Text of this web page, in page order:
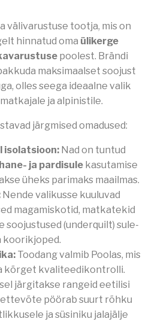
välivarustuse tootja, mis on
hinnatud oma ülikerge
poolest. Brändi
maksimaalset soojust
olles seega ideaalne valik
ja alpinistile.
järgmised omadused:
isolatsioon: Nad on tuntud
ja pardisule kasutamise
üheks parimaks maailmas.
Nende valikusse kuuluvad
magamiskotid, matkatekid
soojustused (underquilt) sule-
koorikjoped.
Toodang valmib Poolas, mis
kõrget kvaliteedikontrolli.
järgitakse rangeid eetilisi
pöörab suurt rõhku
ja süsiniku jalajälje